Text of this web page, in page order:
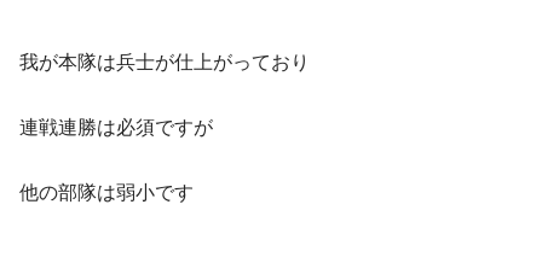
我が本隊は兵士が仕上がっており
連戦連勝は必須ですが
他の部隊は弱小です